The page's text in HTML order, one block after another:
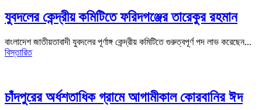
যুবদলের কেন্দ্রীয় কমিটিতে ফরিদগঞ্জের তারেকুর রহমান
বাংলাদেশ জাতীয়তাবাদী যুবদলের পূর্ণাঙ্গ কেন্দ্রীয় কমিটিতে গুরুত্বপূর্ণ পদ লাভ করেছেন...
বিস্তারিত
চাঁদপুরের অর্ধশতাধিক গ্রামে আগামীকাল কোরবানির ঈদ